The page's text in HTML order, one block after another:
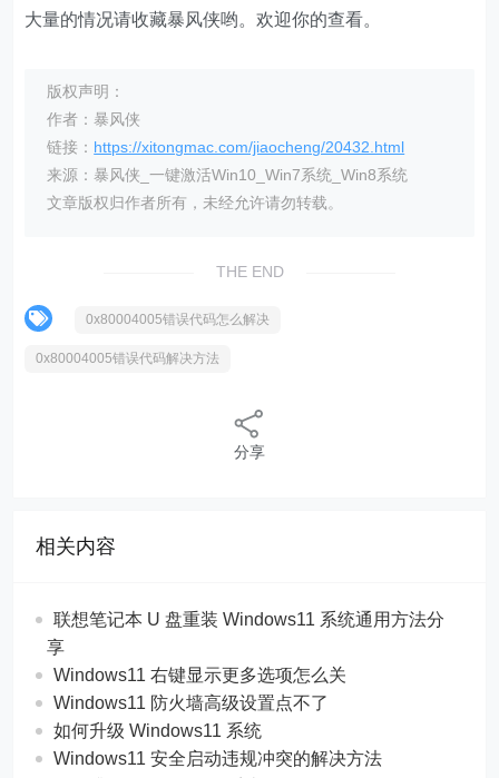
大量的情况请收藏暴风侠哟。欢迎你的查看。
版权声明：
作者：暴风侠
链接： https://xitongmac.com/jiaocheng/20432.html
来源：暴风侠_一键激活Win10_Win7系统_Win8系统
文章版权归作者所有，未经允许请勿转载。
THE END
0x80004005错误代码怎么解决
0x80004005错误代码解决方法
分享
相关内容
联想笔记本 U 盘重装 Windows11 系统通用方法分
享
Windows11 右键显示更多选项怎么关
Windows11 防火墙高级设置点不了
如何升级 Windows11 系统
Windows11 安全启动违规冲突的解决方法